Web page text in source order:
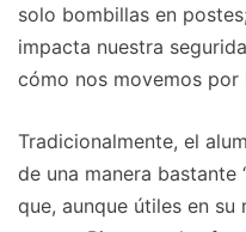
solo bombillas en
impacta nuestra
cómo nos movemos por
Tradicionalmente, el
de una manera bastante
que, aunque útiles en su